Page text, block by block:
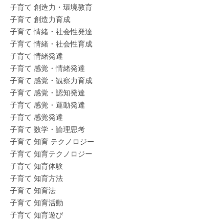
子育て 創造力・環境教育
子育て 創造力育成
子育て 情緒・社会性発達
子育て 情緒・社会性育成
子育て 情緒発達
子育て 感覚・情緒発達
子育て 感覚・観察力育成
子育て 感覚・認知発達
子育て 感覚・運動発達
子育て 感覚発達
子育て 数学・論理思考
子育て 知育 テクノロジー
子育て 知育テクノロジー
子育て 知育体験
子育て 知育方法
子育て 知育法
子育て 知育活動
子育て 知育遊び